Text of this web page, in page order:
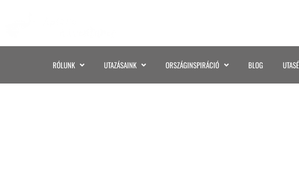
RÓLUNK UTAZÁSAINK ORSZÁGINSPIRÁCIÓ BLOG